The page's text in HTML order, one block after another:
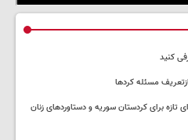
کنید
مسئله کردها
تازه برای کردستان سوریه و دستاوردهای زنان